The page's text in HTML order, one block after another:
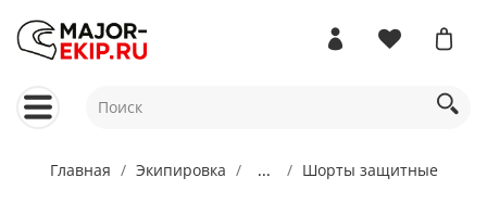
Главная Экипировка ... Шорты защитные